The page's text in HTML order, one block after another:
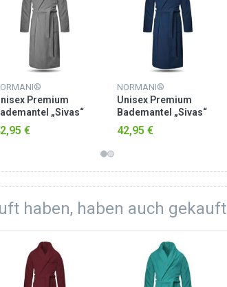
Premium
„Sivas“
Frottee - OEKO-
100 Grau
€
NORMANI®
Unisex Premium
Bademantel „Sivas“
aus Frottee - OEKO-
TEX® 100 Marine
42,95 €
haben, haben auch gekauft